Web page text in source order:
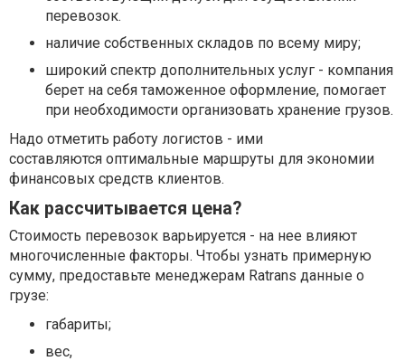
перевозок.
наличие собственных складов по всему миру;
широкий спектр дополнительных услуг - компания
берет на себя таможенное оформление, помогает
при необходимости организовать хранение грузов.
Надо отметить работу логистов - ими
составляются оптимальные маршруты для экономии
финансовых средств клиентов.
Как рассчитывается цена?
Стоимость перевозок варьируется - на нее влияют
многочисленные факторы. Чтобы узнать примерную
сумму, предоставьте менеджерам Ratrans данные о
грузе:
габариты;
вес,